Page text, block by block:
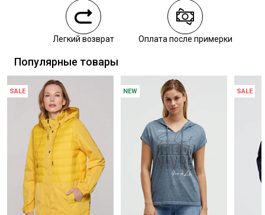
Курьерская доставка СДЭК
Самовывоз из пункта выдачи СДЭК
Легкий возврат Оплата после примерки
Популярные товары
SALE NEW SALE